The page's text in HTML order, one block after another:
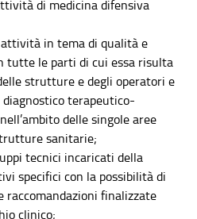
di medicina difensiva
in tema di qualità e
tutte le parti di cui essa risulta
strutture e degli operatori e
diagnostico terapeutico-
delle singole aree
sanitarie;
tecnici incaricati della
specifici con la possibilità di
raccomandazioni finalizzate
clinico;